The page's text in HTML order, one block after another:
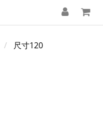
尺寸120